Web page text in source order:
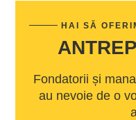
HAI SĂ
Fondatorii și
au nevoie de o